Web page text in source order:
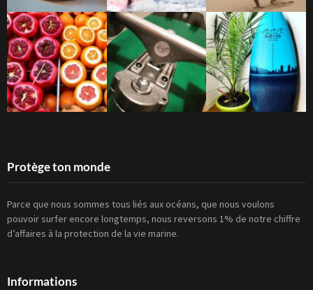
Protège ton monde
Parce que nous sommes tous liés aux océans, que nous voulons
pouvoir surfer encore longtemps, nous reversons 1% de notre chiffre
d’affaires à la protection de la vie marine.
Informations